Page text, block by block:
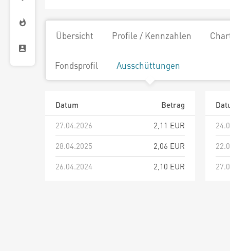
Übersicht Profile / Kennzahlen
Fondsprofil Ausschüttungen
Datum
Betrag
27.04.2026
2,11 EUR
28.04.2025
2,06 EUR
26.04.2024
2,10 EUR